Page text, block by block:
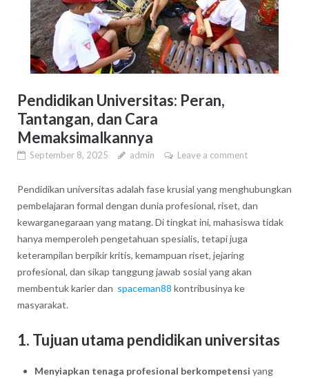
Pendidikan Universitas: Peran,
Tantangan, dan Cara
Memaksimalkannya
September 8, 2025 admin Leave a comment
Pendidikan universitas adalah fase krusial yang menghubungkan
pembelajaran formal dengan dunia profesional, riset, dan
kewarganegaraan yang matang. Di tingkat ini, mahasiswa tidak
hanya memperoleh pengetahuan spesialis, tetapi juga
keterampilan berpikir kritis, kemampuan riset, jejaring
profesional, dan sikap tanggung jawab sosial yang akan
membentuk karier dan spaceman88 kontribusinya ke
masyarakat.
1. Tujuan utama pendidikan universitas
Menyiapkan tenaga profesional berkompetensi yang